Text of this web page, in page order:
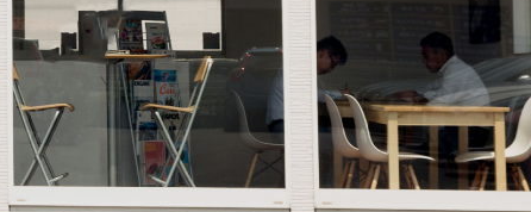
HEICO SPORTIV お客様の声
注文販売
カスタマイズの
お問い合わせ
板金塗装の